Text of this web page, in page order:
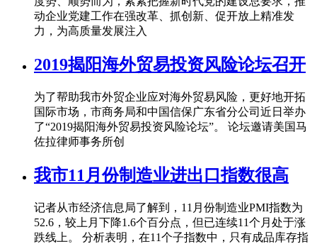
动企业党建工作在强改革、抓创新、促开放上精准发
力，为高质量发展注入
2019揭阳海外贸易投资风险论坛召开
为了帮助我市外贸企业应对海外贸易风险，更好地开拓
国际市场，市商务局和中国信保广东省分公司近日举办
了“2019揭阳海外贸易投资风险论坛”。 论坛邀请美国马
佐拉律师事务所创
我市11月份制造业进出口指数很高
记者从市经济信息局了解到，11月份制造业PMI指数为
52.6，较上月下降1.6个百分点，但已连续11个月处于涨
跌线上。 分析表明，在11个子指数中，只有成品库存指